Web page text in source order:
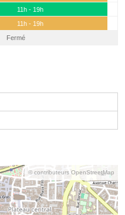
11h - 19h
11h - 19h
Fermé
© contributeurs OpenStreetMap